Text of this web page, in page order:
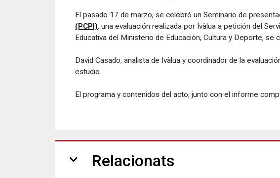
El pasado 17 de marzo, se celebró un Seminario de
(PCPI), una evaluación realizada por Ivàlua a petición del
Educativa del Ministerio de Educación, Cultura y Deporte,
David Casado, analista de Ivàlua y coordinador de la
estudio.
El programa y contenidos del acto, junto con el informe
expand_more Relacionats